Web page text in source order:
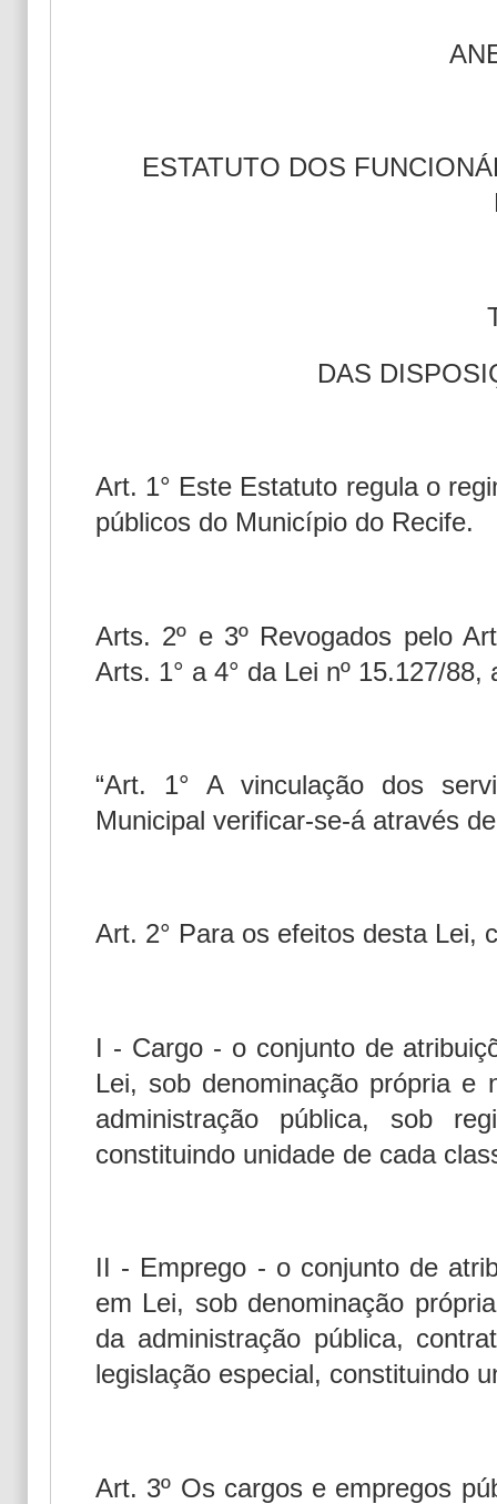
ESTATUTO DOS
DAS
Art. 1° Este Estatuto regula o
públicos do Município do Recife.
Arts. 2º e 3º Revogados pelo
Arts. 1° a 4° da Lei nº 15.127/88,
“Art. 1° A vinculação dos
Municipal verificar-se-á através
Art. 2° Para os efeitos desta Lei,
I - Cargo - o conjunto de
Lei, sob denominação própria e
administração pública, sob
constituindo unidade de cada
II - Emprego - o conjunto de
em Lei, sob denominação
da administração pública,
legislação especial, constituindo
Art. 3º Os cargos e empregos